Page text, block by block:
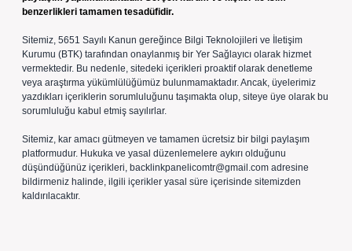
benzerlikleri tamamen tesadüfidir.
Sitemiz, 5651 Sayılı Kanun gereğince Bilgi Teknolojileri ve İletişim
Kurumu (BTK) tarafından onaylanmış bir Yer Sağlayıcı olarak hizmet
vermektedir. Bu nedenle, sitedeki içerikleri proaktif olarak denetleme
veya araştırma yükümlülüğümüz bulunmamaktadır. Ancak, üyelerimiz
yazdıkları içeriklerin sorumluluğunu taşımakta olup, siteye üye olarak bu
sorumluluğu kabul etmiş sayılırlar.
Sitemiz, kar amacı gütmeyen ve tamamen ücretsiz bir bilgi paylaşım
platformudur. Hukuka ve yasal düzenlemelere aykırı olduğunu
düşündüğünüz içerikleri, backlinkpanelicomtr@gmail.com adresine
bildirmeniz halinde, ilgili içerikler yasal süre içerisinde sitemizden
kaldırılacaktır.